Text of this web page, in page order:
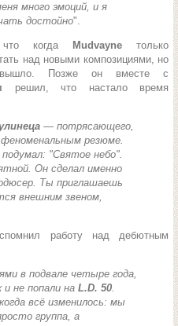
много эмоций, и я
достойно".
что когда Mudvayneтолько
над новыми композициями, но
Позже он вместе с
решил, что настало время
— потрясающего,
резюме.
"Святое небо".
Он сделал именно
Ты приглашаешь
внешним звеном,
работу над дебютным
в подвале четыре года,
не попали на L.D. 50.
всё изменилось: мы
группа, а